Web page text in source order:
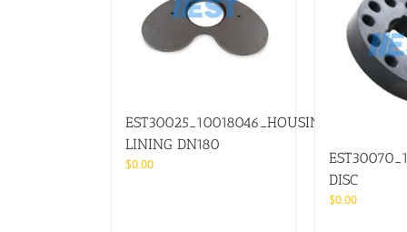
EST30025_10018046_HOUSING
LINING DN180
$0.00
DISC
$0.00